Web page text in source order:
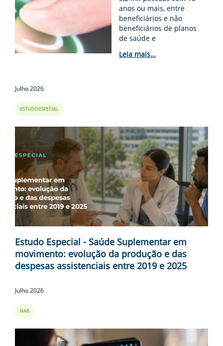
anos ou mais, entre
beneficiários e não
beneficiários de planos
de saúde e
regiões metrop...
Leia mais…
Julho 2026
ESTUDO ESPECIAL
Estudo Especial - Saúde Suplementar em
movimento: evolução da produção e das
despesas assistenciais entre 2019 e 2025
Julho 2026
NAB